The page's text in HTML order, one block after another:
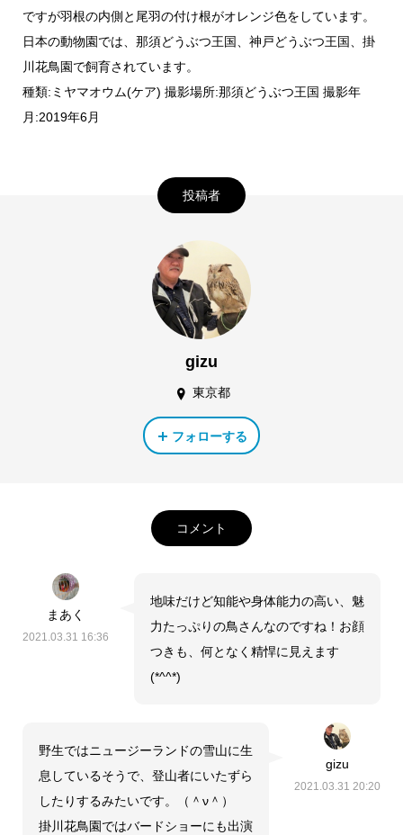
ですが羽根の内側と尾羽の付け根がオレンジ色をしています。
日本の動物園では、那須どうぶつ王国、神戸どうぶつ王国、掛
川花鳥園で飼育されています。
種類:ミヤマオウム(ケア) 撮影場所:那須どうぶつ王国 撮影年
月:2019年6月
投稿者
gizu
東京都
フォローする
コメント
まあく
2021.03.31 16:36
地味だけど知能や身体能力の高い、魅
力たっぷりの鳥さんなのですね！お顔
つきも、何となく精悍に見えます
(*^^*)
gizu
2021.03.31 20:20
野生ではニュージーランドの雪山に生
息しているそうで、登山者にいたずら
したりするみたいです。（＾ν＾）
掛川花鳥園ではバードショーにも出演